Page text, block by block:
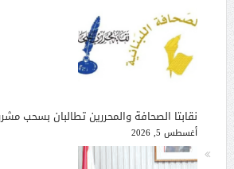
نقابتا الصحافة والمحررين تطالبان بسحب
أغسطس 5, 2026